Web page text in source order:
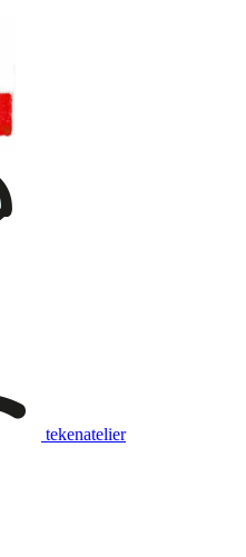
tekenatelier